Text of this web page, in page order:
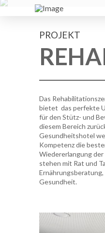
PROJEKT
Das
bietet das perfekte
für den Stütz- und
diesem Bereich
Gesundheitshotel
Kompetenz die
Wiedererlangung
stehen mit Rat und
Gesundheit.